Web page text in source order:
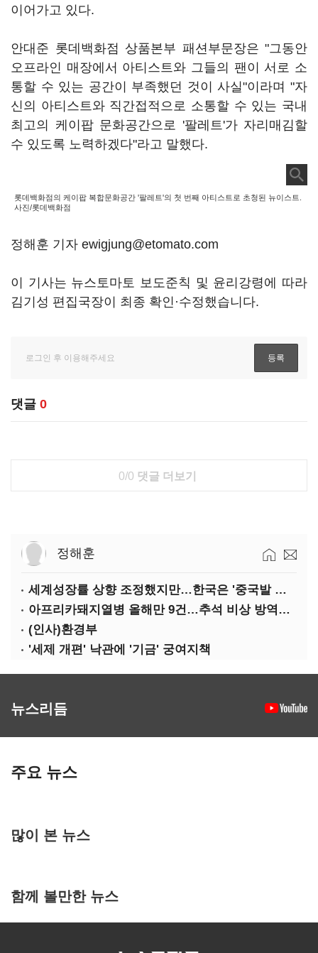
이어가고 있다.
안대준 롯데백화점 상품본부 패션부문장은 "그동안
오프라인 매장에서 아티스트와 그들의 팬이 서로 소
통할 수 있는 공간이 부족했던 것이 사실"이라며 "자
신의 아티스트와 직간접적으로 소통할 수 있는 국내
최고의 케이팝 문화공간으로 '팔레트'가 자리매김할
수 있도록 노력하겠다"라고 말했다.
롯데백화점의 케이팝 복합문화공간 '팔레트'의 첫 번째 아티스트로 초청된 뉴이스트.
사진/롯데백화점
정해훈 기자 ewigjung@etomato.com
이 기사는 뉴스토마토 보도준칙 및 윤리강령에 따라
김기성 편집국장이 최종 확인·수정했습니다.
댓글 0
0/0 댓글 더보기
정해훈
세계성장률 상향 조정했지만…한국은 '중국발 살얼음판'
아프리카돼지열병 올해만 9건…추석 비상 방역에 '총력'
(인사)환경부
'세제 개편' 낙관에 '기금' 궁여지책
뉴스리듬
주요 뉴스
많이 본 뉴스
함께 볼만한 뉴스